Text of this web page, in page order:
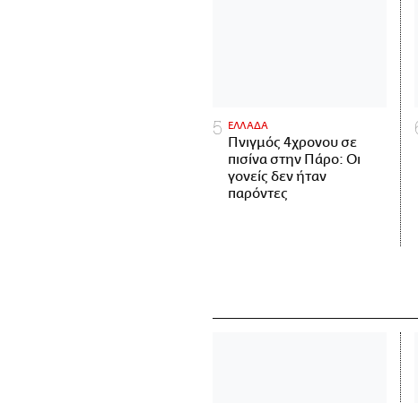
ΕΛΛΑΔΑ
Πνιγμός 4χρονου σε
πισίνα στην Πάρο: Οι
γονείς δεν ήταν
παρόντες